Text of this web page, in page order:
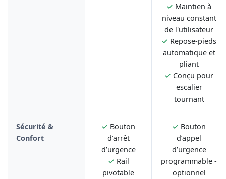
✓ Maintien à
niveau constant
de l'utilisateur
✓ Repose-pieds
automatique et
pliant
✓ Conçu pour
escalier
tournant
Sécurité &
Confort
✓ Bouton
d’arrêt
d’urgence
✓ Rail
pivotable
✓ Bouton
d’appel
d’urgence
programmable -
optionnel